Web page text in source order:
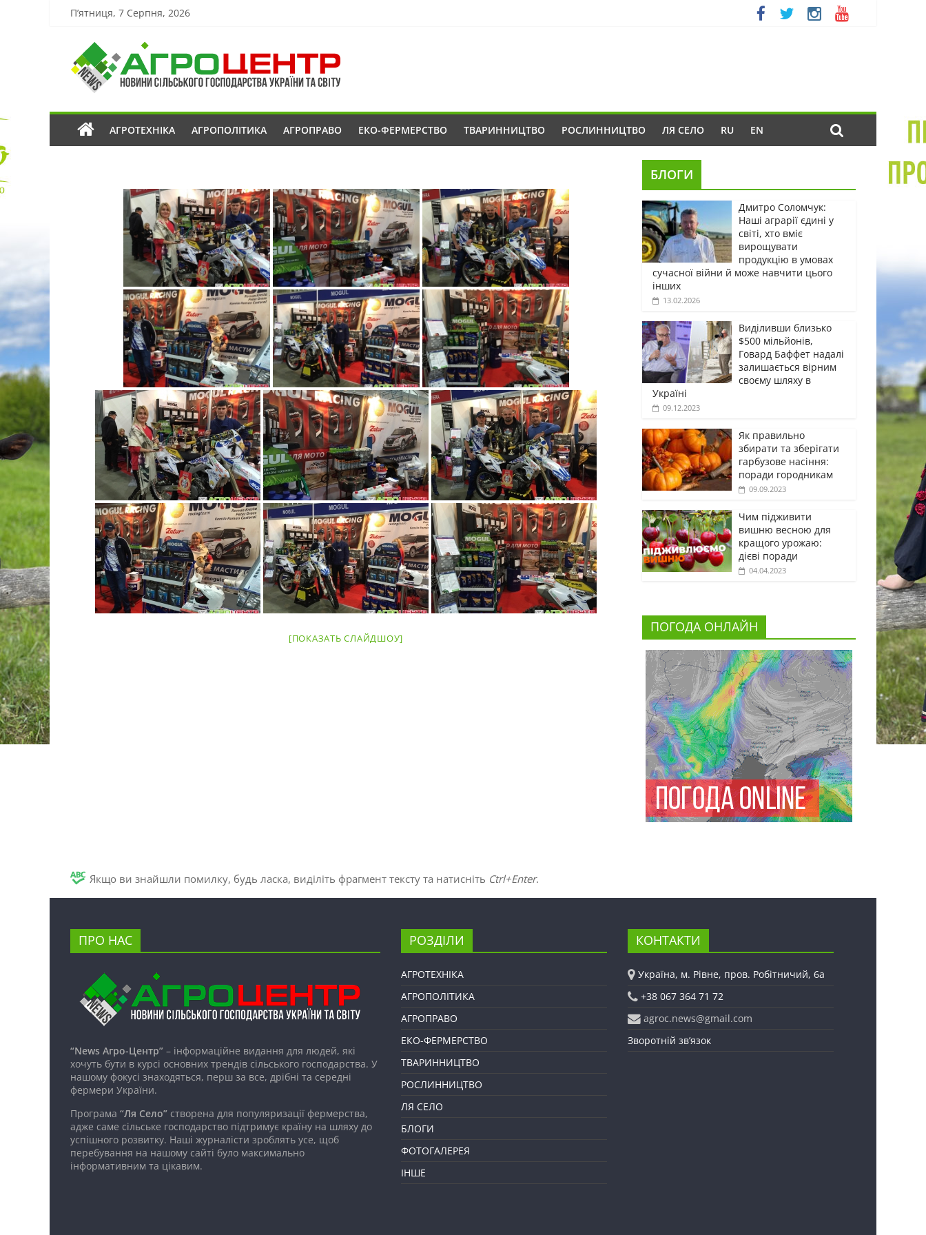
П’ятниця, 7 Серпня, 2026
АГРОТЕХНІКА АГРОПОЛІТИКА АГРОПРАВО ЕКО-ФЕРМЕРСТВО ТВАРИННИЦТВО РОСЛИННИЦТВО ЛЯ СЕЛО RU EN
[ПОКАЗАТЬ СЛАЙДШОУ]
БЛОГИ
Дмитро Соломчук:
Наші аграрії єдині у
світі, хто вміє
вирощувати
продукцію в умовах
сучасної війни й може навчити цього
інших
13.02.2026
Виділивши близько
$500 мільйонів,
Говард Баффет надалі
залишається вірним
своєму шляху в
Україні
09.12.2023
Як правильно
збирати та зберігати
гарбузове насіння:
поради городникам
09.09.2023
Чим підживити
вишню весною для
кращого урожаю:
дієві поради
04.04.2023
ПОГОДА ОНЛАЙН
Якщо ви знайшли помилку, будь ласка, виділіть фрагмент тексту та натисніть Ctrl+Enter.
ПРО НАС
“News Агро-Центр” – інформаційне видання для людей, які
хочуть бути в курсі основних трендів сільського господарства. У
нашому фокусі знаходяться, перш за все, дрібні та середні
фермери України.
Програма “Ля Село” створена для популяризації фермерства,
адже саме сільське господарство підтримує країну на шляху до
успішного розвитку. Наші журналісти зроблять усе, щоб
перебування на нашому сайті було максимально
інформативним та цікавим.
РОЗДІЛИ
АГРОТЕХНІКА
АГРОПОЛІТИКА
АГРОПРАВО
ЕКО-ФЕРМЕРСТВО
ТВАРИННИЦТВО
РОСЛИННИЦТВО
ЛЯ СЕЛО
БЛОГИ
ФОТОГАЛЕРЕЯ
ІНШЕ
КОНТАКТИ
Україна, м. Рівне, пров. Робітничий, 6а
+38 067 364 71 72
agroc.news@gmail.com
Зворотній зв’язок